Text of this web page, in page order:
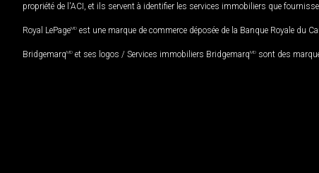
propriété de l'ACI, et ils servent à identifier les services immobiliers que
Royal LePageMD est une marque de commerce déposée de la Banque Royale du
BridgemarqMD et ses logos / Services immobiliers BridgemarqMD sont des